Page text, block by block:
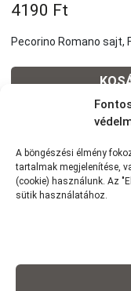
A böngészési élmény
tartalmak megjelenítése,
(cookie) használunk. Az
sütik használatához.
4190 Ft
Pecorino Romano sajt,
7km-es
futárszolgálattal: 1,5
km-ig: 990Ft | 3,5-5